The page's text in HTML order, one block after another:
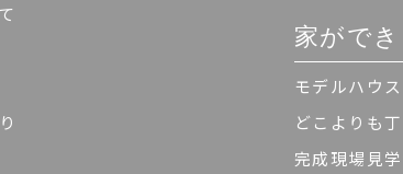
家がで
モデルハウ
どこよりも
完成現場見